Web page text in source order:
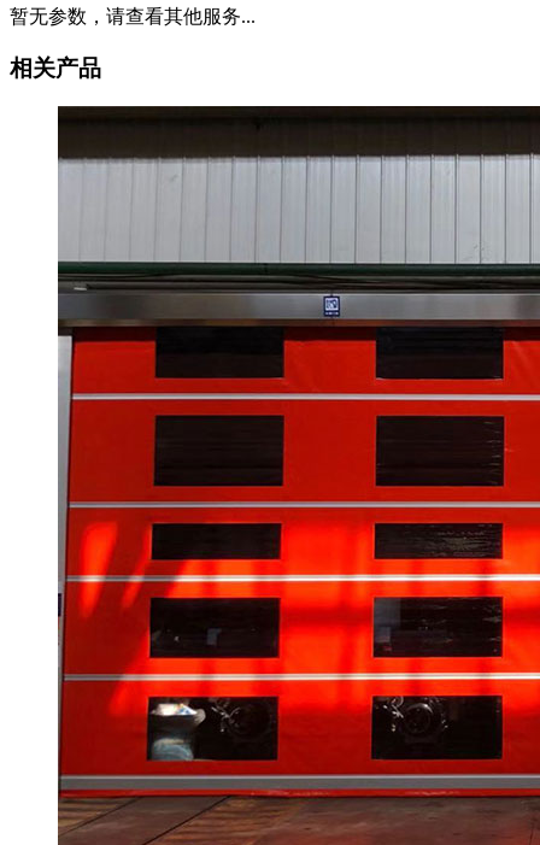
暂无参数，请查看其他服务...
相关产品